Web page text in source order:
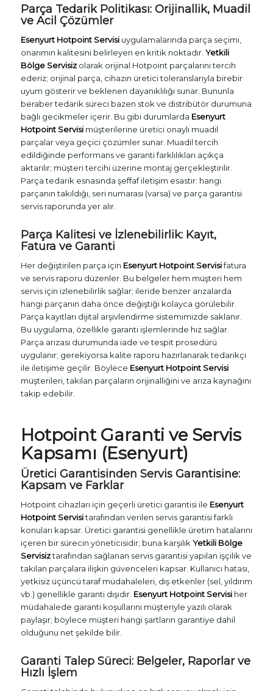
Parça Tedarik Politikası: Orijinallik, Muadil
ve Acil Çözümler
Esenyurt Hotpoint Servisiuygulamalarında parça seçimi,
onarımın kalitesini belirleyen en kritik noktadır. Yetkili
Bölge Servisizolarak orijinal Hotpoint parçalarını tercih
ederiz; orijinal parça, cihazın üretici toleranslarıyla birebir
uyum gösterir ve beklenen dayanıklılığı sunar. Bununla
beraber tedarik süreci bazen stok ve distribütör durumuna
bağlı gecikmeler içerir. Bu gibi durumlarda Esenyurt
Hotpoint Servisimüşterilerine üretici onaylı muadil
parçalar veya geçici çözümler sunar. Muadil tercih
edildiğinde performans ve garanti farklılıkları açıkça
aktarılır; müşteri tercihi üzerine montaj gerçekleştirilir.
Parça tedarik esnasında şeffaf iletişim esastır: hangi
parçanın takıldığı, seri numarası (varsa) ve parça garantisi
servis raporunda yer alır.
Parça Kalitesi ve İzlenebilirlik: Kayıt,
Fatura ve Garanti
Her değiştirilen parça için Esenyurt Hotpoint Servisifatura
ve servis raporu düzenler. Bu belgeler hem müşteri hem
servis için izlenebilirlik sağlar; ileride benzer arızalarda
hangi parçanın daha önce değiştiği kolayca görülebilir.
Parça kayıtları dijital arşivlendirme sistemimizde saklanır.
Bu uygulama, özellikle garanti işlemlerinde hız sağlar.
Parça arızası durumunda iade ve tespit prosedürü
uygulanır; gerekiyorsa kalite raporu hazırlanarak tedarikçi
ile iletişime geçilir. Böylece Esenyurt Hotpoint Servisi
müşterileri, takılan parçaların orijinalliğini ve arıza kaynağını
takip edebilir.
Hotpoint Garanti ve Servis
Kapsamı (Esenyurt)
Üretici Garantisinden Servis Garantisine:
Kapsam ve Farklar
Hotpoint cihazları için geçerli üretici garantisi ile Esenyurt
Hotpoint Servisitarafından verilen servis garantisi farklı
konuları kapsar. Üretici garantisi genellikle üretim hatalarını
içeren bir sürecin yöneticisidir; buna karşılıkYetkili Bölge
Servisiztarafından sağlanan servis garantisi yapılan işçilik ve
takılan parçalara ilişkin güvenceleri kapsar. Kullanıcı hatası,
yetkisiz üçüncü taraf müdahaleleri, dış etkenler (sel, yıldırım
vb.) genellikle garanti dışıdır. Esenyurt Hotpoint Servisiher
müdahalede garanti koşullarını müşteriyle yazılı olarak
paylaşır; böylece müşteri hangi şartların garantiye dahil
olduğunu net şekilde bilir.
Garanti Talep Süreci: Belgeler, Raporlar ve
Hızlı İşlem